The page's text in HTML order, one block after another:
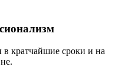
кратчайшие сроки и на